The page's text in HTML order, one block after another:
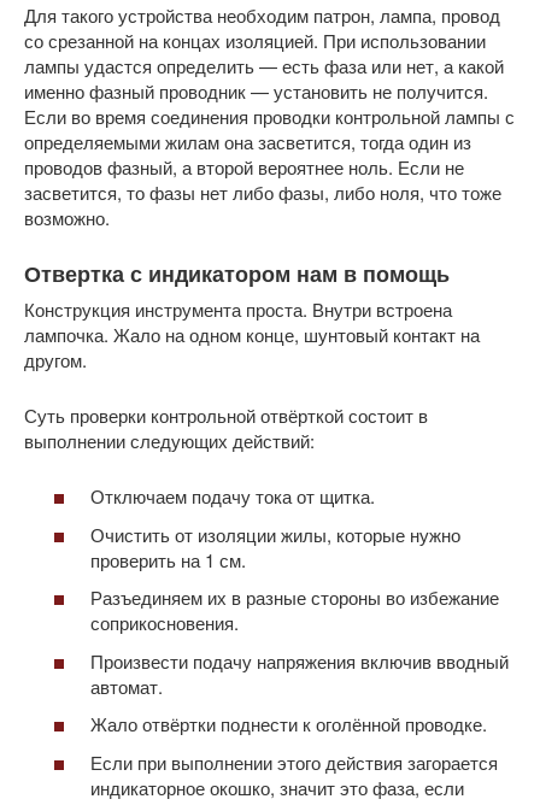
Для такого устройства необходим патрон, лампа, провод
со срезанной на концах изоляцией. При использовании
лампы удастся определить — есть фаза или нет, а какой
именно фазный проводник — установить не получится.
Если во время соединения проводки контрольной лампы с
определяемыми жилам она засветится, тогда один из
проводов фазный, а второй вероятнее ноль. Если не
засветится, то фазы нет либо фазы, либо ноля, что тоже
возможно.
Отвертка с индикатором нам в помощь
Конструкция инструмента проста. Внутри встроена
лампочка. Жало на одном конце, шунтовый контакт на
другом.
Суть проверки контрольной отвёрткой состоит в
выполнении следующих действий:
Отключаем подачу тока от щитка.
Очистить от изоляции жилы, которые нужно
проверить на 1 см.
Разъединяем их в разные стороны во избежание
соприкосновения.
Произвести подачу напряжения включив вводный
автомат.
Жало отвёртки поднести к оголённой проводке.
Если при выполнении этого действия загорается
индикаторное окошко, значит это фаза, если